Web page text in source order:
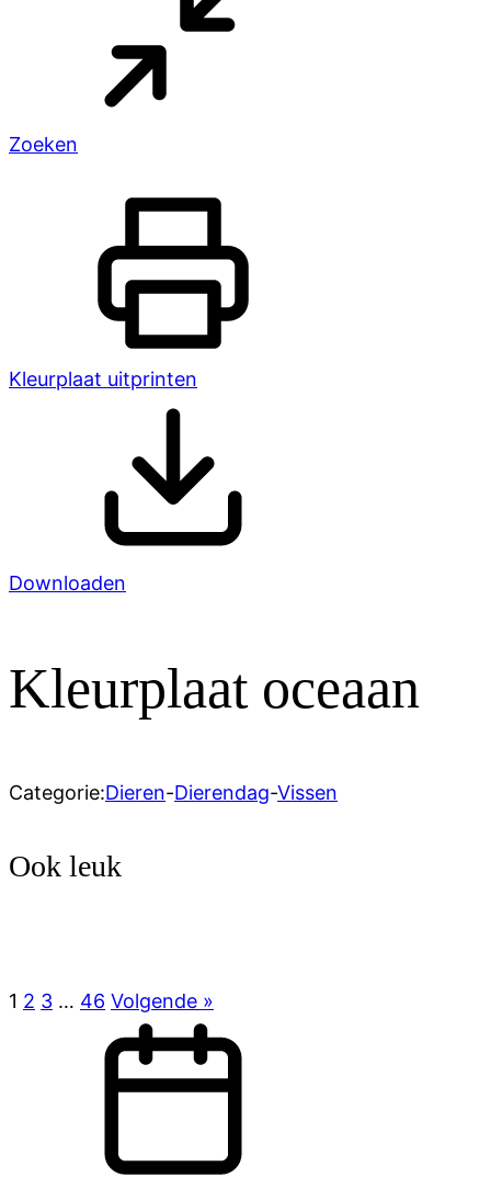
Zoeken
Kleurplaat uitprinten
Downloaden
Kleurplaat oceaan
Categorie:Dieren-Dierendag-Vissen
Ook leuk
1 2 3 … 46 Volgende »